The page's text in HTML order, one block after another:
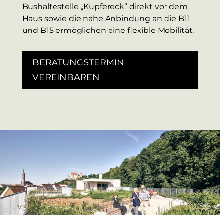
Bushaltestelle „Kupfereck“ direkt vor dem
Haus sowie die nahe Anbindung an die B11
und B15 ermöglichen eine flexible Mobilität.
BERATUNGSTERMIN
VEREINBAREN